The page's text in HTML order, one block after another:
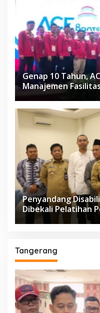
Genap 10 Tahun,
Manajemen Fasilitas
Penyandang
Dibekali Pelatihan
Tangerang